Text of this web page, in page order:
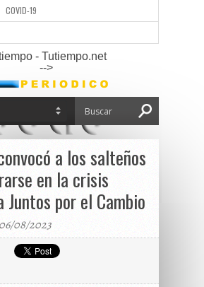
COVID-19
- Tutiempo.net
-->
a los salteños
en la crisis
Juntos por el Cambio
08/2023